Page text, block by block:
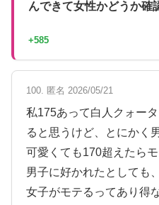
んできて女性かどうか確
+585
100. 匿名 2026/05/21
私175あって白人クォー
ると思うけど、とにかく
可愛くても170超えたら
男子に好かれたとしても
女子がモテるってあり得